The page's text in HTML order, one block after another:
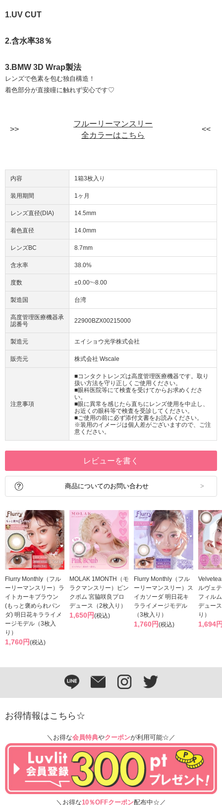
1.UV CUT
2.含水率38％
3.BMW 3D Wrap製法
レンズで色素を包む独自構造！
着色部分が直接瞳に触れず安心です♡
フルーリーマンスリー
全カラーはこちら
内容 1箱3枚入り
装用期間 1ヶ月
レンズ直径(DIA) 14.5mm
着色直径 14.0mm
レンズBC 8.7mm
含水率 38.0%
度数 ±0.00~-8.00
製造国 台湾
高度管理医療機器承
認番号
22900BZX00215000
製造元 エイショウ光学株式会社
販売元 株式会社 Wscale
注意事項
■コンタクトレンズは高度管理医療機器です。取り
扱い方法を守り正しくご使用ください。
■眼科医院等にて検査を受けてからお求めくださ
い。
■眼に異常を感じたら直ちにレンズ使用を中止し、
お近くの眼科等で検査を受診してください。
■ご使用の前に必ず添付文書をお読みください。
※装用のイメージは個人差がございますので、ご注
意ください。
レビューを書く
商品についてのお問い合わせ
Flurry Monthly（フル
ーリーマンスリー）ラ
イトカーキブラウン
(もっと褒められパン
ダ) 明日花キラライメ
ージモデル（3枚入
り）
1,760円(税込)
MOLAK 1MONTH（モ
ラクマンスリー）ピン
クボム 宮脇咲良プロ
デュース（2枚入り）
1,650円(税込)
Flurry Monthly（フル
ーリーマンスリー）ス
イカソーダ 明日花キ
ラライメージモデル
（3枚入り）
1,760円(税込)
ルヴェ
フィル
デュー
り）
1,694
お得情報はこちら☆
＼お得な会員特典やクーポンが利用可能☆／
＼お得な10％OFFクーポン配布中☆／